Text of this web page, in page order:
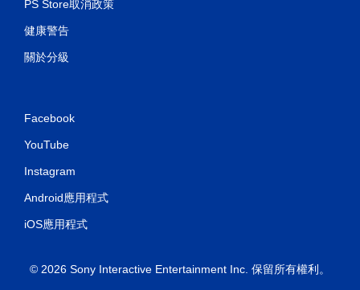
PS Store取消政策
健康警告
關於分級
Facebook
YouTube
Instagram
Android應用程式
iOS應用程式
© 2026 Sony Interactive Entertainment Inc. 保留所有權利。